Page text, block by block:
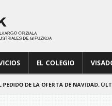
EL COLEGIO
PEDIDO DE LA OFERTA DE NAVIDAD.